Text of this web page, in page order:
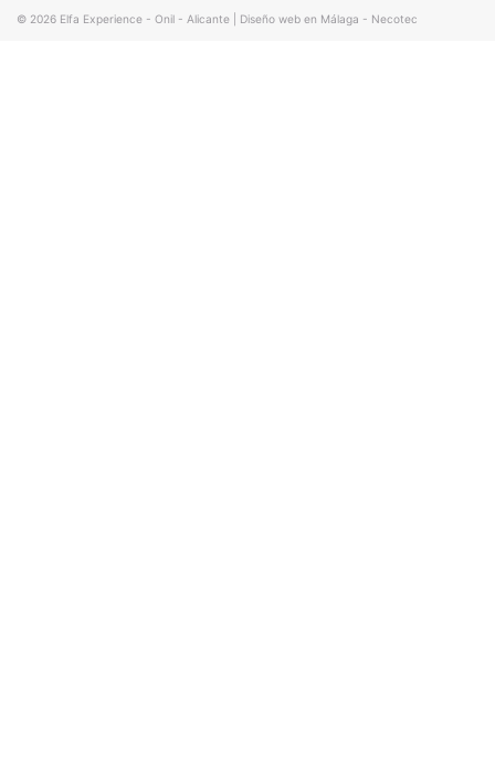
© 2026 Elfa Experience - Onil - Alicante Diseño web en Málaga - Necotec